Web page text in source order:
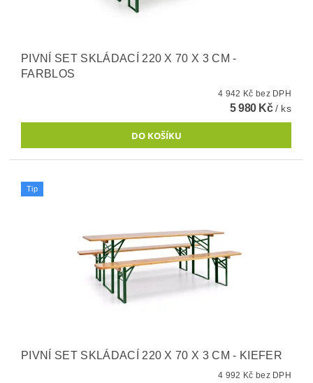
PIVNÍ SET SKLÁDACÍ 220 X 70 X 3 CM -
FARBLOS
4 942 Kč bez DPH
5 980 Kč/ ks
Tip
PIVNÍ SET SKLÁDACÍ 220 X 70 X 3 CM - KIEFER
4 992 Kč bez DPH